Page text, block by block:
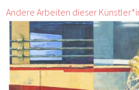
Andere Arbeiten dieser